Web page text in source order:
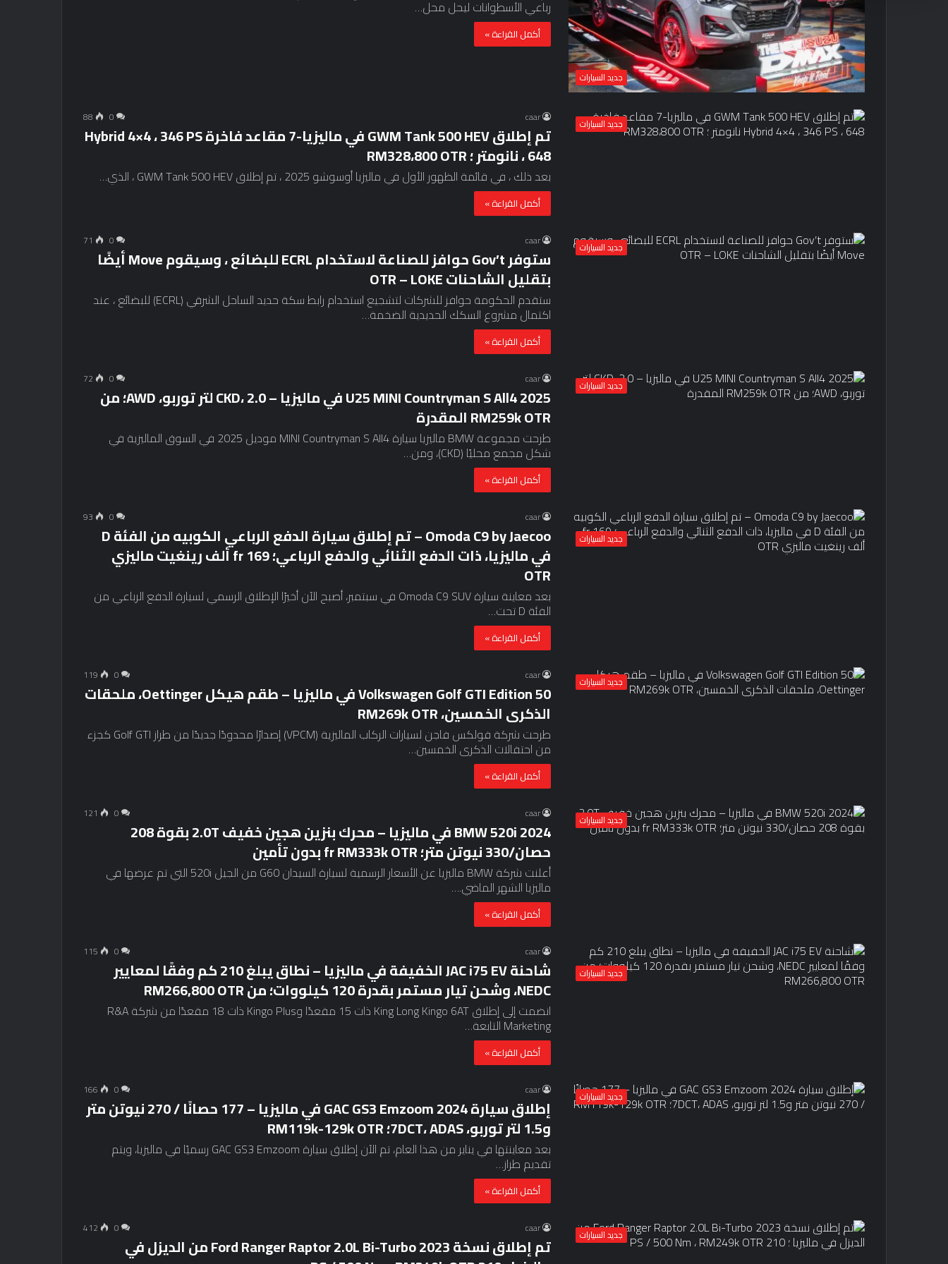
جديد السيارات
رباعي الأسطوانات ليحل محل…
أكمل القراءة »
جديد السيارات caar
0
88
تم إطلاق GWM Tank 500 HEV في ماليزيا-7 مقاعد فاخرة Hybrid 4×4 ، 346 PS
، 648 نانومتر ؛ RM328،800 OTR
بعد ذلك ، في قائمة الظهور الأول في ماليزيا أوسوشو 2025 ، تم إطلاق GWM Tank 500 HEV ، الذي…
أكمل القراءة »
جديد السيارات caar
0
71
ستوفر Gov’t حوافز للصناعة لاستخدام ECRL للبضائع ، وسيقوم Move أيضًا
بتقليل الشاحنات OTR – LOKE
ستقدم الحكومة حوافز للشركات لتشجيع استخدام رابط سكة حديد الساحل الشرقي (ECRL) للبضائع ، عند
اكتمال مشروع السكك الحديدية الضخمة…
أكمل القراءة »
جديد السيارات caar
0
72
2025 U25 MINI Countryman S All4 في ماليزيا – CKD، 2.0 لتر توربو، AWD؛ من
RM259k OTR المقدرة
طرحت مجموعة BMW ماليزيا سيارة MINI Countryman S All4 موديل 2025 في السوق الماليزية في
شكل مجمع محليًا (CKD)، ومن…
أكمل القراءة »
جديد السيارات
caar
0
93
Omoda C9 by Jaecoo – تم إطلاق سيارة الدفع الرباعي الكوبيه من الفئة D
في ماليزيا، ذات الدفع الثنائي والدفع الرباعي؛ fr 169 ألف رينغيت ماليزي
OTR
بعد معاينة سيارة Omoda C9 SUV في سبتمبر، أصبح الآن أخيرًا الإطلاق الرسمي لسيارة الدفع الرباعي من
الفئة D تحت…
أكمل القراءة »
جديد السيارات caar
0
119
Volkswagen Golf GTI Edition 50 في ماليزيا – طقم هيكل Oettinger، ملحقات
الذكرى الخمسين، RM269k OTR
طرحت شركة فولكس فاجن لسيارات الركاب الماليزية (VPCM) إصدارًا محدودًا جديدًا من طراز Golf GTI كجزء
من احتفالات الذكرى الخمسين…
أكمل القراءة »
جديد السيارات caar
0
121
2024 BMW 520i في ماليزيا – محرك بنزين هجين خفيف 2.0T بقوة 208
حصان/330 نيوتن متر؛ fr RM333k OTR بدون تأمين
أعلنت شركة BMW ماليزيا عن الأسعار الرسمية لسيارة السيدان G60 من الجيل 520i التي تم عرضها في
ماليزيا الشهر الماضي.…
أكمل القراءة »
جديد السيارات
caar
0
115
شاحنة JAC i75 EV الخفيفة في ماليزيا – نطاق يبلغ 210 كم وفقًا لمعايير
NEDC، وشحن تيار مستمر بقدرة 120 كيلووات؛ من RM266,800 OTR
انضمت إلى إطلاق King Long Kingo 6AT ذات 15 مقعدًا وKingo Plus ذات 18 مقعدًا من شركة R&A
Marketing التابعة…
أكمل القراءة »
جديد السيارات caar
0
166
إطلاق سيارة 2024 GAC GS3 Emzoom في ماليزيا – 177 حصانًا / 270 نيوتن متر
و1.5 لتر توربو، 7DCT، ADAS؛ RM119k-129k OTR
بعد معاينتها في يناير من هذا العام، تم الآن إطلاق سيارة GAC GS3 Emzoom رسميًا في ماليزيا، ويتم
تقديم طراز…
أكمل القراءة »
جديد السيارات caar
0
412
تم إطلاق نسخة 2023 Ford Ranger Raptor 2.0L Bi-Turbo من الديزل في